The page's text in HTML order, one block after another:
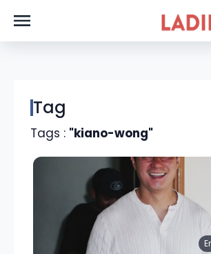
Tag
Tags : "kiano-wong"